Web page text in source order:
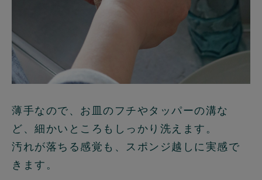
薄手なので、お皿のフチやタッパーの溝な
ど、細かいところもしっかり洗えます。
汚れが落ちる感覚も、スポンジ越しに実感で
きます。